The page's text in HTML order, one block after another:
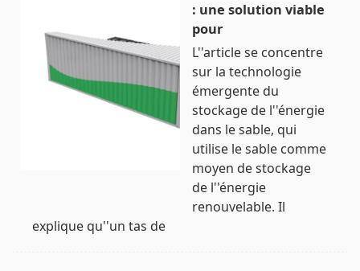
: une solution viable
pour
L''article se concentre
sur la technologie
émergente du
stockage de l''énergie
dans le sable, qui
utilise le sable comme
moyen de stockage
de l''énergie
renouvelable. Il
explique qu''un tas de